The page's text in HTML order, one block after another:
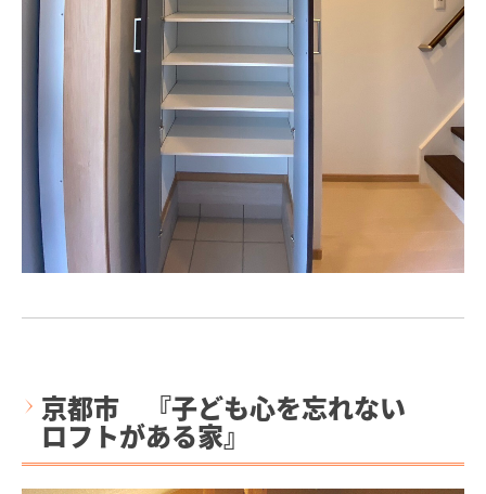
京都市 『子ども心を忘れない
ロフトがある家』